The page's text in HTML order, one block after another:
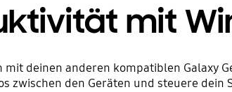
mit
deinen anderen kompatiblen Galaxy
zwischen den Geräten und steuere dein